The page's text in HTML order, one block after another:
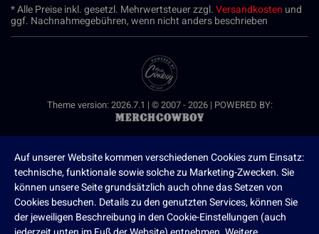
* Alle Preise inkl. gesetzl. Mehrwertsteuer zzgl.Versandkosten und
ggf. Nachnahmegebühren, wenn nicht anders beschrieben
Theme version: 2026.7.1 | © 2007 - 2026 | POWERED BY:
Auf unserer Website kommen verschiedenen Cookies zum Einsatz:
technische, funktionale sowie solche zu Marketing-Zwecken. Sie
können unsere Seite grundsätzlich auch ohne das Setzen von
Cookies besuchen. Details zu den genutzten Services, können Sie
der jeweiligen Beschreibung in den Cookie-Einstellungen (auch